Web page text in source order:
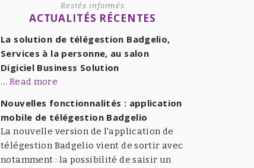
Restés informés
ACTUALITÉS RÉCENTES
La solution de télégestion Badgelio,
Services à la personne, au salon
Digiciel Business Solution
… Read more
Nouvelles fonctionnalités : application
mobile de télégestion Badgelio
La nouvelle version de l'application de
télégestion Badgelio vient de sortir avec
notamment : la possibilité de saisir un